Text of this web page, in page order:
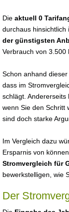
Die aktuell 0
durchaus hinsichtlich
der günstigsten
Verbrauch von 3.500
Schon anhand
dass im
schlägt. Andererseits
wenn Sie den Schritt
sind doch starke
Im Vergleich dazu
Ersparnis von
Stromvergleich für
bewerkstelligen, wie
Der